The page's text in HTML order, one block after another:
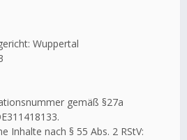
Wuppertal
gemäß §27a
Inhalte nach § 55 Abs. 2 RStV: